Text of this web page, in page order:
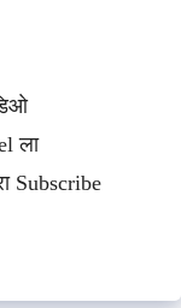
ला
Subscribe